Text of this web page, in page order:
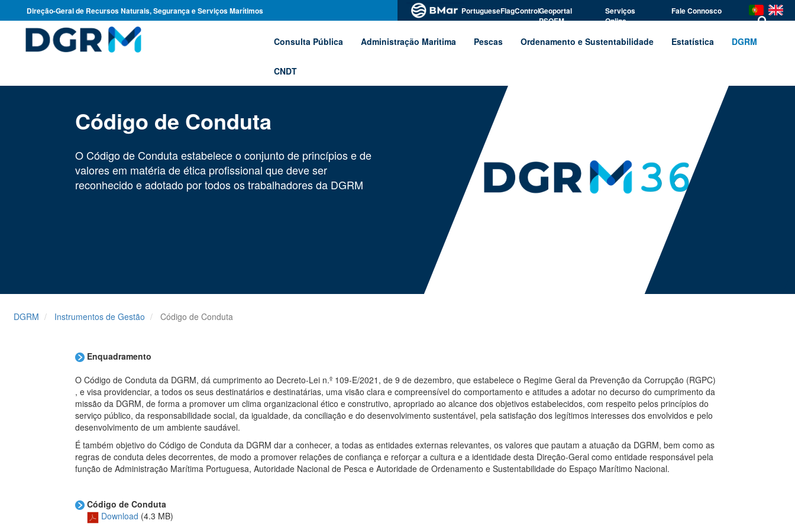
Direção-Geral de Recursos Naturais, Segurança e Serviços Marítimos PortugueseFlagControlGeoportal
PSOEM
Serviços
Online
Fale Connosco
Consulta Pública Administração Maritima Pescas Ordenamento e Sustentabilidade Estatística DGRM
CNDT
Código de Conduta
O Código de Conduta estabelece o conjunto de princípios e de
valores em matéria de ética profissional que deve ser
reconhecido e adotado por todos os trabalhadores da DGRM
DGRM Instrumentos de Gestão Código de Conduta
Enquadramento
O Código de Conduta da DGRM, dá cumprimento ao Decreto-Lei n.º 109-E/2021, de 9 de dezembro, que estabelece o Regime Geral da Prevenção da Corrupção (RGPC)
, e visa providenciar, a todos os seus destinatários e destinatárias, uma visão clara e compreensível do comportamento e atitudes a adotar no decurso do cumprimento da
missão da DGRM, de forma a promover um clima organizacional ético e construtivo, apropriado ao alcance dos objetivos estabelecidos, com respeito pelos princípios do
serviço público, da responsabilidade social, da igualdade, da conciliação e do desenvolvimento sustentável, pela satisfação dos legítimos interesses dos envolvidos e pelo
desenvolvimento de um ambiente saudável.
É também objetivo do Código de Conduta da DGRM dar a conhecer, a todas as entidades externas relevantes, os valores que pautam a atuação da DGRM, bem como as
regras de conduta deles decorrentes, de modo a promover relações de confiança e reforçar a cultura e a identidade desta Direção-Geral como entidade responsável pela
função de Administração Marítima Portuguesa, Autoridade Nacional de Pesca e Autoridade de Ordenamento e Sustentabilidade do Espaço Marítimo Nacional.
Código de Conduta
Download (4.3 MB)